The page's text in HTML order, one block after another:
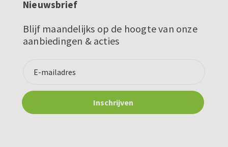
Nieuwsbrief
Blijf maandelijks op de hoogte van onze
aanbiedingen & acties